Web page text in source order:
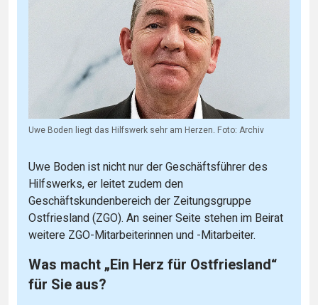
Uwe Boden liegt das Hilfswerk sehr am Herzen. Foto: Archiv
Uwe Boden ist nicht nur der Geschäftsführer des
Hilfswerks, er leitet zudem den
Geschäftskundenbereich der Zeitungsgruppe
Ostfriesland (ZGO). An seiner Seite stehen im Beirat
weitere ZGO-Mitarbeiterinnen und -Mitarbeiter.
Was macht „Ein Herz für Ostfriesland“
für Sie aus?